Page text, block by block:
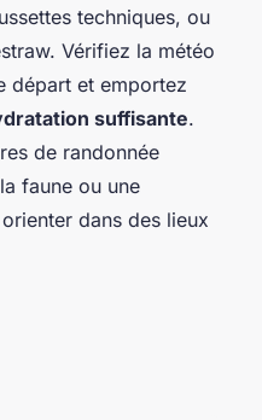
techniques, ou
Vérifiez la météo
départ et emportez
suffisante.
de randonnée
faune ou une
dans des lieux